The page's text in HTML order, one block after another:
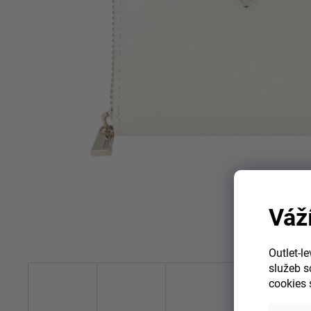
Outlet-
služeb
cookies